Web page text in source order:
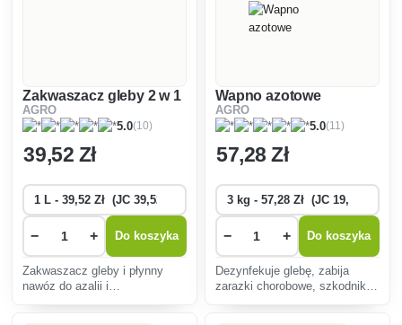
Zakwaszacz gleby 2 w 1
AGRO
5.0(10)
39,52 Zł
− + Do koszyka
Zakwaszacz gleby i płynny
nawóz do azalii i
Wapno azotowe
AGRO
5.0(11)
57,28 Zł
− + Do koszyka
Dezynfekuje glebę, zabija
zarazki chorobowe, szkodniki i